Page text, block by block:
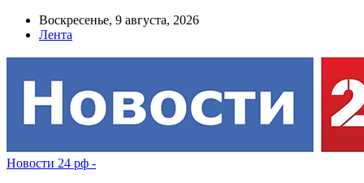
Воскресенье, 9 августа, 2026
Лента
Новости 24 рф -